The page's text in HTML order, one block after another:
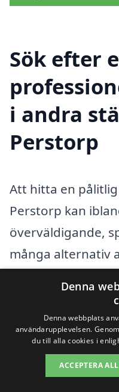
Sök efter
i andra
Perstorp
Att hitta en
Perstorp kan
överväldigande,
många alternativ
att du också
närliggande
och möjlighet till
är några städer
Denna
Denna webbplats
användarupplevelsen.
du till alla cookies i
ACCEPTERA